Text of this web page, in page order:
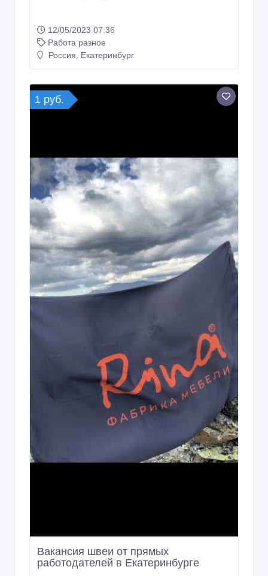
12/05/2023 07:36
Работа разное
Россия, Екатеринбург
1 руб.
Вакансия швеи от прямых
работодателей в Екатеринбурге